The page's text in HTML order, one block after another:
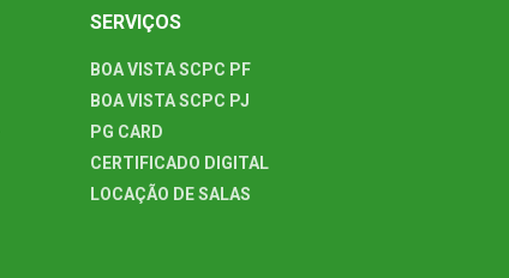
SERVIÇOS
BOA VISTA SCPC PF
BOA VISTA SCPC PJ
PG CARD
CERTIFICADO DIGITAL
LOCAÇÃO DE SALAS